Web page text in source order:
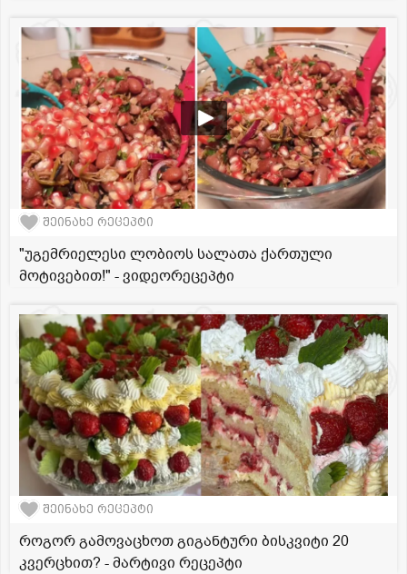
შეინახე რეცეპტი
"უგემრიელესი ლობიოს სალათა ქართული
მოტივებით!" - ვიდეორეცეპტი
შეინახე რეცეპტი
როგორ გამოვაცხოთ გიგანტური ბისკვიტი 20
კვერცხით? - მარტივი რეცეპტი